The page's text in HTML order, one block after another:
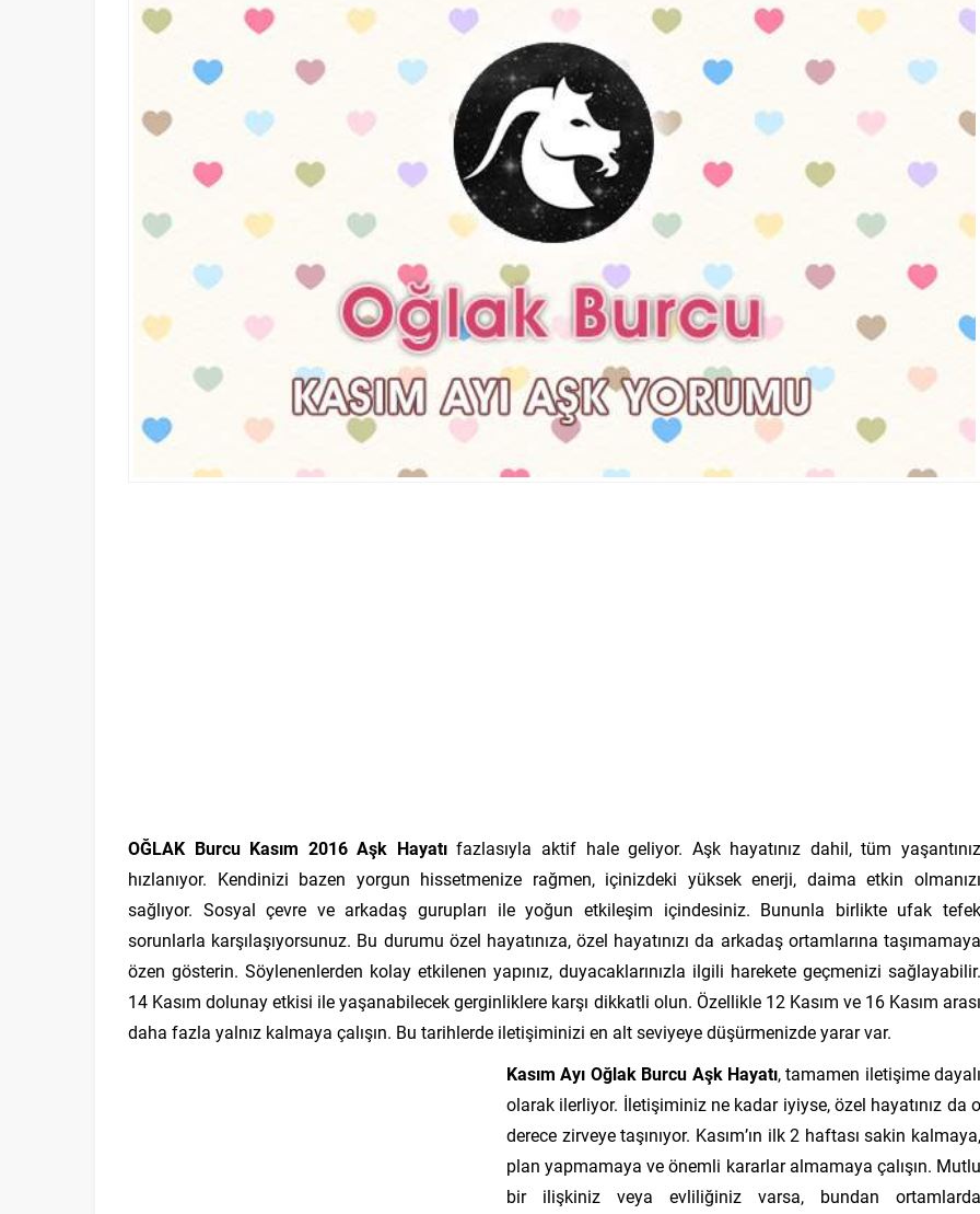
OĞLAK Burcu Kasım 2016 Aşk Hayatıfazlasıyla aktif hale geliyor. Aşk hayatınız dahil, tüm
hızlanıyor. Kendinizi bazen yorgun hissetmenize rağmen, içinizdeki yüksek enerji, daima etkin olmanızı
sağlıyor. Sosyal çevre ve arkadaş gurupları ile yoğun etkileşim içindesiniz. Bununla birlikte ufak tefek
sorunlarla karşılaşıyorsunuz. Bu durumu özel hayatınıza, özel hayatınızı da arkadaş ortamlarına taşımamaya
özen gösterin. Söylenenlerden kolay etkilenen yapınız, duyacaklarınızla ilgili harekete geçmenizi sağlayabilir.
14 Kasım dolunay etkisi ile yaşanabilecek gerginliklere karşı dikkatli olun. Özellikle 12 Kasım ve 16 Kasım arası
daha fazla yalnız kalmaya çalışın. Bu tarihlerde iletişiminizi en alt seviyeye düşürmenizde yarar var.
Kasım Ayı Oğlak Burcu Aşk Hayatı, tamamen iletişime dayalı
olarak ilerliyor. İletişiminiz ne kadar iyiyse, özel hayatınız da o
derece zirveye taşınıyor. Kasım’ın ilk 2 haftası sakin kalmaya,
plan yapmamaya ve önemli kararlar almamaya çalışın. Mutlu
bir ilişkiniz veya evliliğiniz varsa, bundan ortamlarda